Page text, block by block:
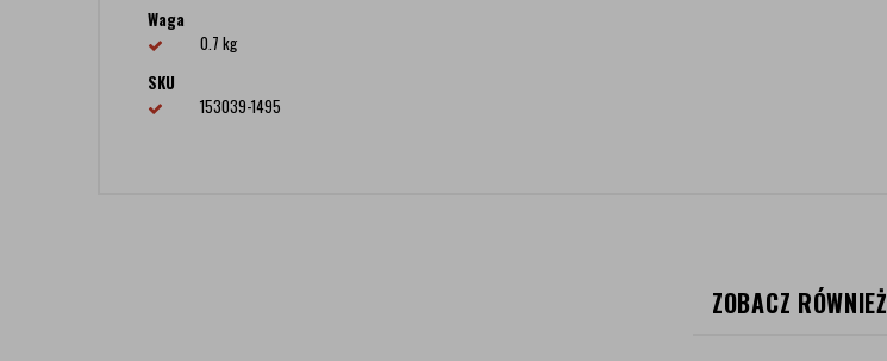
Waga
0.7 kg
SKU
153039-1495
ZOBACZ RÓWNIEŻ